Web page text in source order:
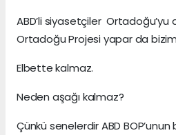
ABD’li siyasetçiler
Ortadoğu Projesi yapar da bizim
Elbette kalmaz.
Neden aşağı kalmaz?
Çünkü senelerdir ABD BOP’unun